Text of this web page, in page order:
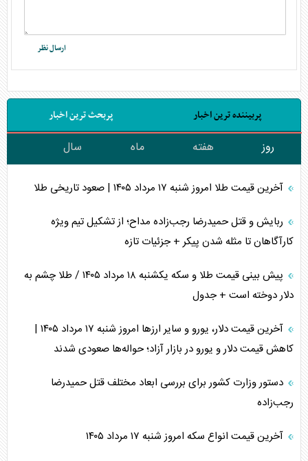
پربیننده ترین اخبار پربحث ترین اخبار
روز هفته ماه سال
آخرین قیمت طلا امروز شنبه ۱۷ مرداد ۱۴۰۵ | صعود تاریخی طلا
ربایش و قتل حمیدرضا رجب‌زاده مداح؛ از تشکیل تیم ویژه
کارآگاهان تا مثله شدن پیکر + جزئیات تازه
پیش بینی قیمت طلا و سکه یکشنبه ۱۸ مرداد ۱۴۰۵ / طلا چشم به
دلار دوخته است + جدول
آخرین قیمت دلار، یورو و سایر ارز‌ها امروز شنبه ۱۷ مرداد ۱۴۰۵ |
کاهش قیمت دلار و یورو در بازار آزاد؛ حواله‌ها صعودی شدند
دستور وزارت کشور برای بررسی ابعاد مختلف قتل حمیدرضا
رجب‌زاده
آخرین قیمت انواع سکه امروز شنبه ۱۷ مرداد ۱۴۰۵